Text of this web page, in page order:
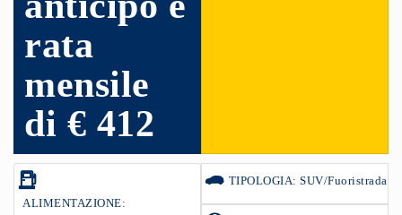
rata
mensile
di € 412
ALIMENTAZIONE:
TIPOLOGIA: SUV/Fuoristrada